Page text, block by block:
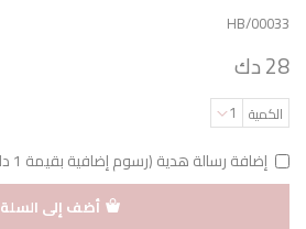
HB/00033
28 دك
الكمية 1
إضافة رسالة هدية (رسوم إضافية بقيمة 1 دك تطبق)
أضف إلى السلة